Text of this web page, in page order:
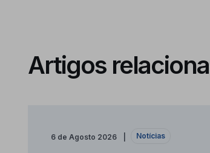
Artigos
6 de Agosto 2026 Notícias